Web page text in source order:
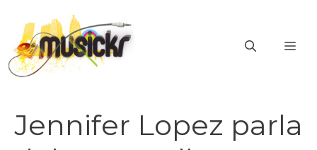
contenuto
Jennifer Lopez parla